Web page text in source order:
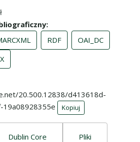
RDF
OAI_DC
20.500.12838/d413618d-
19a08928355e
Kopiuj
Dublin Core Pliki